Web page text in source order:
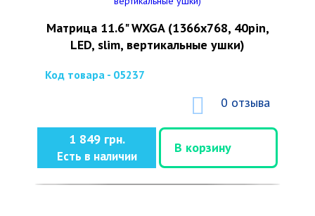
Матрица 11.6" WXGA (1366x768, 40pin,
LED, slim, вертикальные ушки)
Код товара - 05237
0 отзыва
1 849 грн.
Есть в наличии
В корзину